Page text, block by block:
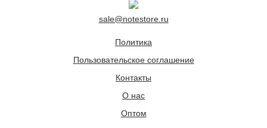
sale@notestore.ru
Политика
Пользовательское соглашение
Контакты
О нас
Оптом